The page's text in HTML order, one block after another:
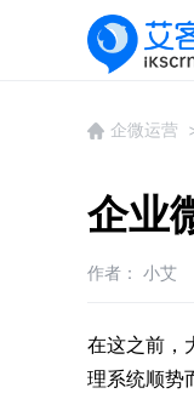
企微运营
企业
作者： 小艾
在这之前，
理系统顺势